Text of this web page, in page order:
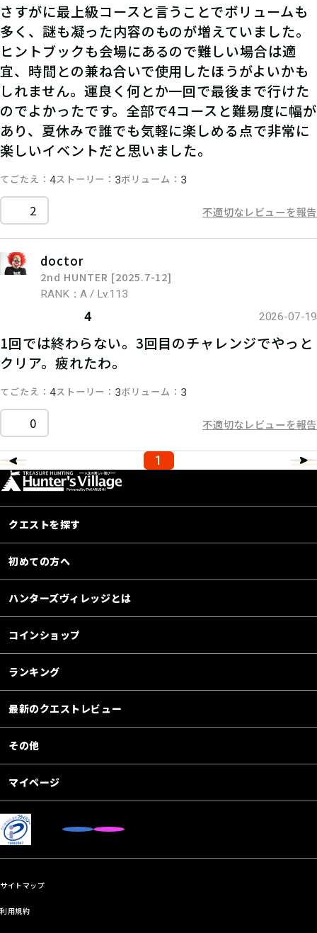
さすがに最上級コースと言うことでボリュームも
多く、謎も凝った内容のものが増えていました。
ヒントブックも会場にあるので難しい場合は適
宜、時間との兼ね合いで使用したほうがよいかも
しれません。運良く何とか一回で最後まで行けた
のでよかったです。全部で4コースと難易度に幅が
あり、夏休みで誰でも気軽に楽しめる点で非常に
楽しいイベントだと思いました。
てごたえ 4ストーリー 3ボリューム 3
2 不適切なレビューを報告
doctor
2nd HUNTER [2025.7-12]
RANK：A / Lv.113
4 2026-07-19
1回では終わらない。3回目のチャレンジでやっと
クリア。疲れたわ。
てごたえ 4ストーリー 3ボリューム 3
0 不適切なレビューを報告
1
クエストを探す
初めての方へ
ハンターズヴィレッジとは
コインショップ
ランキング
最新のクエストレビュー
その他
マイページ
サイトマップ
利用規約